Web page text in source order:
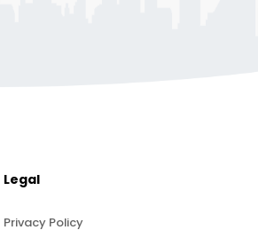
Legal
Privacy Policy